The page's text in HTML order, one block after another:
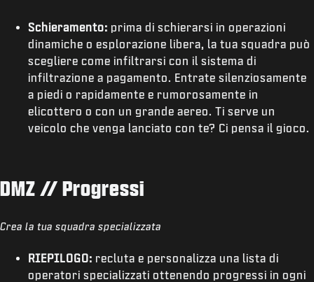
Schieramento: prima di schierarsi in operazioni
dinamiche o esplorazione libera, la tua squadra può
scegliere come infiltrarsi con il sistema di
infiltrazione a pagamento. Entrate silenziosamente
a piedi o rapidamente e rumorosamente in
elicottero o con un grande aereo. Ti serve un
veicolo che venga lanciato con te? Ci pensa il gioco.
DMZ // Progressi
Crea la tua squadra specializzata
RIEPILOGO: recluta e personalizza una lista di
operatori specializzati ottenendo progressi in ogni